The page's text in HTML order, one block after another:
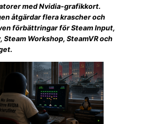
med Nvidia-grafikkort.
åtgärdar flera krascher och
förbättringar för Steam Input,
Steam Workshop, SteamVR och